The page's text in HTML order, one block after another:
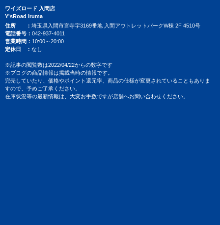
ワイズロード 入間店
Y'sRoad Iruma
住所
埼玉県入間市宮寺字3169番地 入間アウトレットパークW棟 2F 4510号
電話番号
042-937-4011
営業時間
10:00～20:00
定休日
なし
※記事の閲覧数は2022/04/22からの数字です
※ブログの商品情報は掲載当時の情報です。
完売していたり、価格やポイント還元率、商品の仕様が変更されていることもありま
すので、予めご了承ください。
在庫状況等の最新情報は、大変お手数ですが店舗へお問い合わせください。